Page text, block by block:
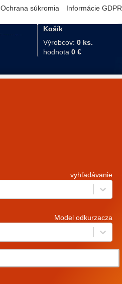
Ochrana súkromia Informácie GDPR
Košík
Výrobcov: 0 ks.
hodnota 0 €
vyhľadávanie
Model odkurzacza